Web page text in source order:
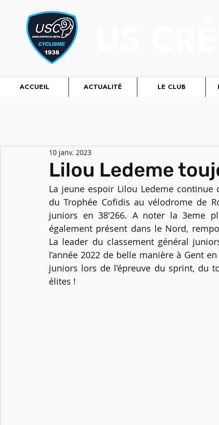
ACCUEIL ACTUALITÉ LE CLUB
Lilou Ledeme
10 janv. 2023
La jeune espoir Lilou Ledeme
du Trophée Cofidis au vélodrome de
juniors en 38'266. A noter la 3eme
également présent dans le Nord,
La leader du classement général
l’année 2022 de belle manière à Gent
juniors lors de l’épreuve du sprint, du
élites !